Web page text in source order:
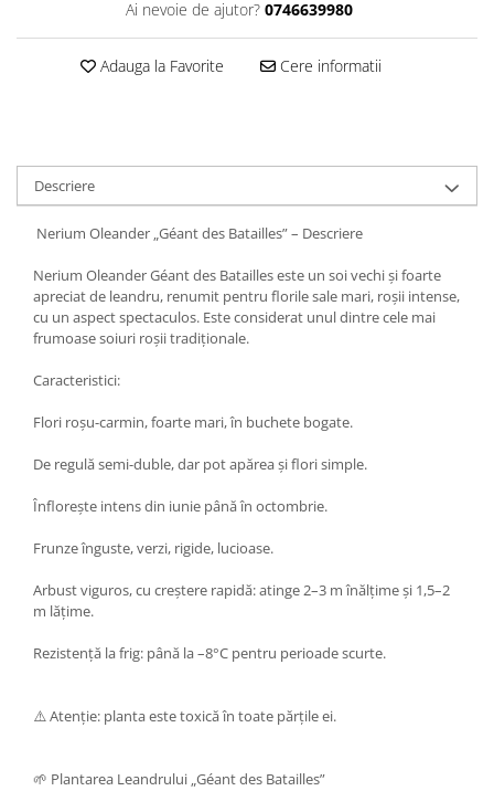
Ai nevoie de ajutor? 0746639980
Adauga la Favorite Cere informatii
Descriere
Nerium Oleander „Géant des Batailles” – Descriere
Nerium Oleander Géant des Batailles este un soi vechi și foarte
apreciat de leandru, renumit pentru florile sale mari, roșii intense,
cu un aspect spectaculos. Este considerat unul dintre cele mai
frumoase soiuri roșii tradiționale.
Caracteristici:
Flori roșu-carmin, foarte mari, în buchete bogate.
De regulă semi-duble, dar pot apărea și flori simple.
Înflorește intens din iunie până în octombrie.
Frunze înguste, verzi, rigide, lucioase.
Arbust viguros, cu creștere rapidă: atinge 2–3 m înălțime și 1,5–2
m lățime.
Rezistență la frig: până la –8°C pentru perioade scurte.
⚠️ Atenție: planta este toxică în toate părțile ei.
🌱 Plantarea Leandrului „Géant des Batailles”